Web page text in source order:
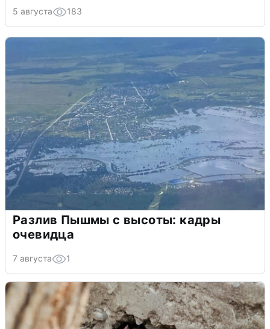
5 августа 183
Разлив Пышмы с высоты: кадры
очевидца
7 августа 1